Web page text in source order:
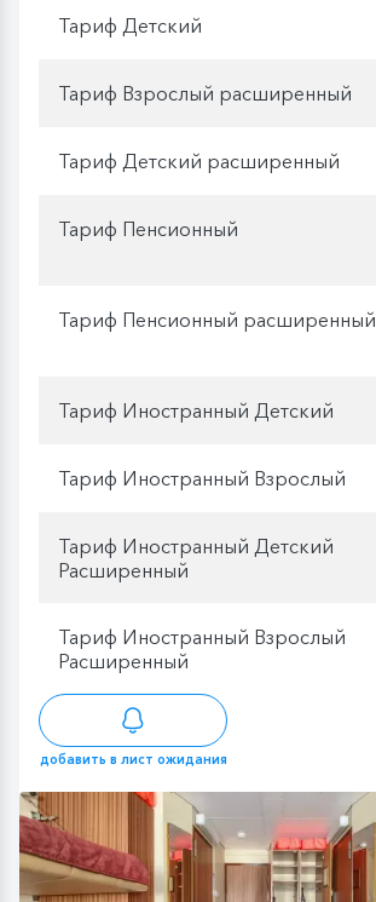
Тариф Детский
Тариф Взрослый расширенный
Тариф Детский расширенный
Тариф Пенсионный
Тариф Пенсионный расширенный
Тариф Иностранный Детский
Тариф Иностранный Взрослый
Тариф Иностранный Детский
Расширенный
Тариф Иностранный Взрослый
Расширенный
добавить в лист ожидания